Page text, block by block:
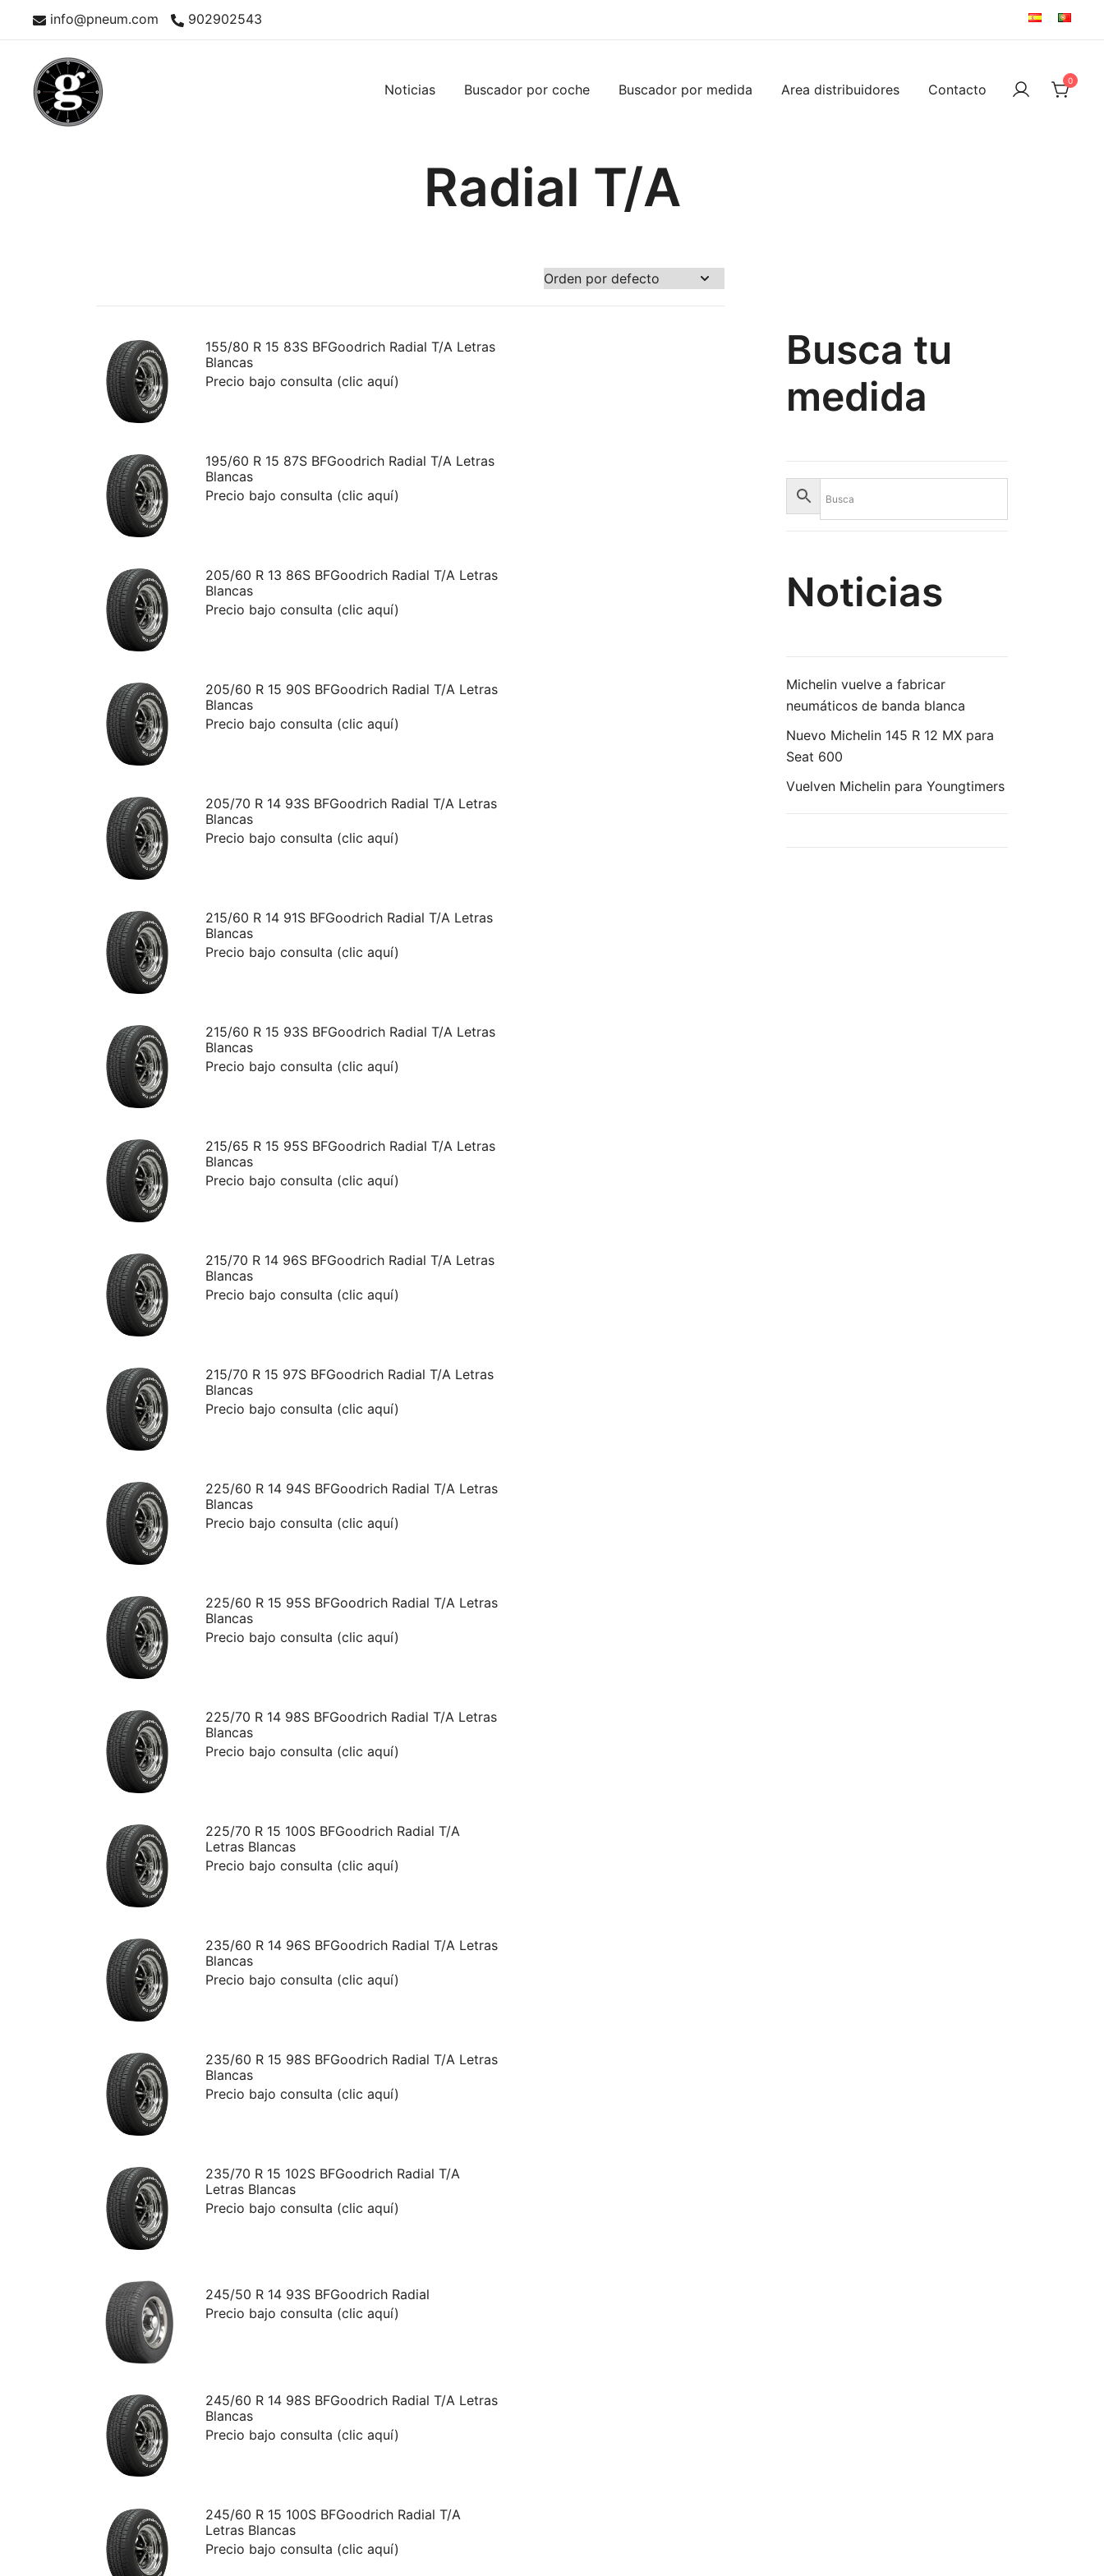
info@pneum.com 902902543
Noticias Buscador por coche Buscador por medida Area distribuidores Contacto
0
Radial T/A
155/80 R 15 83S BFGoodrich Radial T/A Letras
Blancas
Precio bajo consulta (clic aquí)
195/60 R 15 87S BFGoodrich Radial T/A Letras
Blancas
Precio bajo consulta (clic aquí)
205/60 R 13 86S BFGoodrich Radial T/A Letras
Blancas
Precio bajo consulta (clic aquí)
205/60 R 15 90S BFGoodrich Radial T/A Letras
Blancas
Precio bajo consulta (clic aquí)
205/70 R 14 93S BFGoodrich Radial T/A Letras
Blancas
Precio bajo consulta (clic aquí)
215/60 R 14 91S BFGoodrich Radial T/A Letras
Blancas
Precio bajo consulta (clic aquí)
215/60 R 15 93S BFGoodrich Radial T/A Letras
Blancas
Precio bajo consulta (clic aquí)
215/65 R 15 95S BFGoodrich Radial T/A Letras
Blancas
Precio bajo consulta (clic aquí)
215/70 R 14 96S BFGoodrich Radial T/A Letras
Blancas
Precio bajo consulta (clic aquí)
215/70 R 15 97S BFGoodrich Radial T/A Letras
Blancas
Precio bajo consulta (clic aquí)
225/60 R 14 94S BFGoodrich Radial T/A Letras
Blancas
Precio bajo consulta (clic aquí)
225/60 R 15 95S BFGoodrich Radial T/A Letras
Blancas
Precio bajo consulta (clic aquí)
225/70 R 14 98S BFGoodrich Radial T/A Letras
Blancas
Precio bajo consulta (clic aquí)
225/70 R 15 100S BFGoodrich Radial T/A
Letras Blancas
Precio bajo consulta (clic aquí)
235/60 R 14 96S BFGoodrich Radial T/A Letras
Blancas
Precio bajo consulta (clic aquí)
235/60 R 15 98S BFGoodrich Radial T/A Letras
Blancas
Precio bajo consulta (clic aquí)
235/70 R 15 102S BFGoodrich Radial T/A
Letras Blancas
Precio bajo consulta (clic aquí)
245/50 R 14 93S BFGoodrich Radial
Precio bajo consulta (clic aquí)
245/60 R 14 98S BFGoodrich Radial T/A Letras
Blancas
Precio bajo consulta (clic aquí)
245/60 R 15 100S BFGoodrich Radial T/A
Letras Blancas
Precio bajo consulta (clic aquí)
Busca tu
medida
Noticias
Michelin vuelve a fabricar
neumáticos de banda blanca
Nuevo Michelin 145 R 12 MX para
Seat 600
Vuelven Michelin para Youngtimers